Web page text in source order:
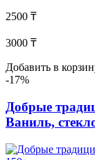
2500 ₸
3000 ₸
Добавить в
-17%
Добрые
Ваниль,